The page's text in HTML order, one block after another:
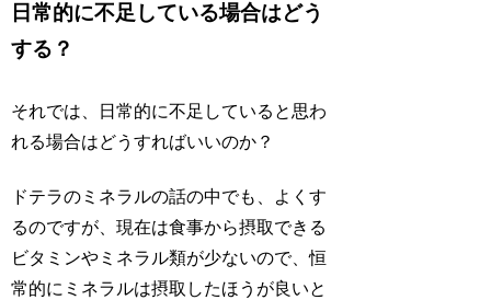
日常的に不足している場合はどう
する？
それでは、日常的に不足していると思わ
れる場合はどうすればいいのか？
ドテラのミネラルの話の中でも、よくす
るのですが、現在は食事から摂取できる
ビタミンやミネラル類が少ないので、恒
常的にミネラルは摂取したほうが良いと